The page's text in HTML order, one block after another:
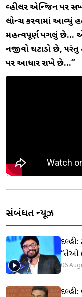
વ્હીલર એન્જિન પર
લોન્ચ કરવામાં આવ્યું
મહત્વપૂર્ણ પગલું છે…
નજીવો ઘટાડો છે, પરંતુ
પર આધાર રાખે છે…”
સંબંધિત ન્યૂઝ
“તેઓ
06